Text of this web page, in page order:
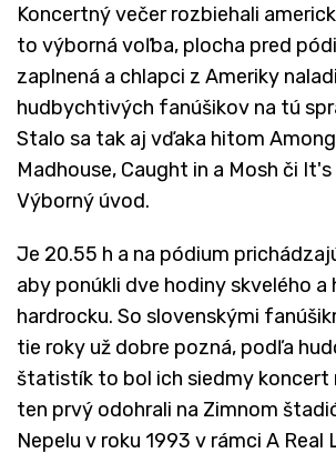
Koncertný večer rozbiehali
to výborná voľba, plocha pred
zaplnená a chlapci z Ameriky
hudbychtivých fanúšikov na tú
Stalo sa tak aj vďaka hitom
Madhouse, Caught in a Mosh či
Výborný úvod.
Je 20.55 h a na pódium
aby ponúkli dve hodiny skvelého a
hardrocku. So slovenskými
tie roky už dobre pozná, podľa
štatistík to bol ich siedmy koncert
ten prvý odohrali na Zimnom
Nepelu v roku 1993 v rámci A Real